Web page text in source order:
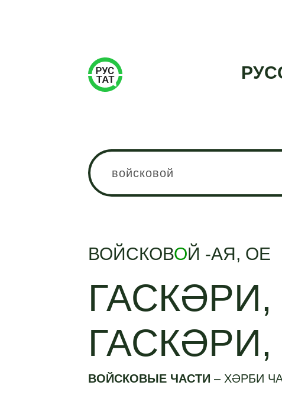
ВОЙСКОВОЙ -АЯ, ОЕ
ВОЙСКОВЫЕ ЧАСТИ– ХӘРБИ